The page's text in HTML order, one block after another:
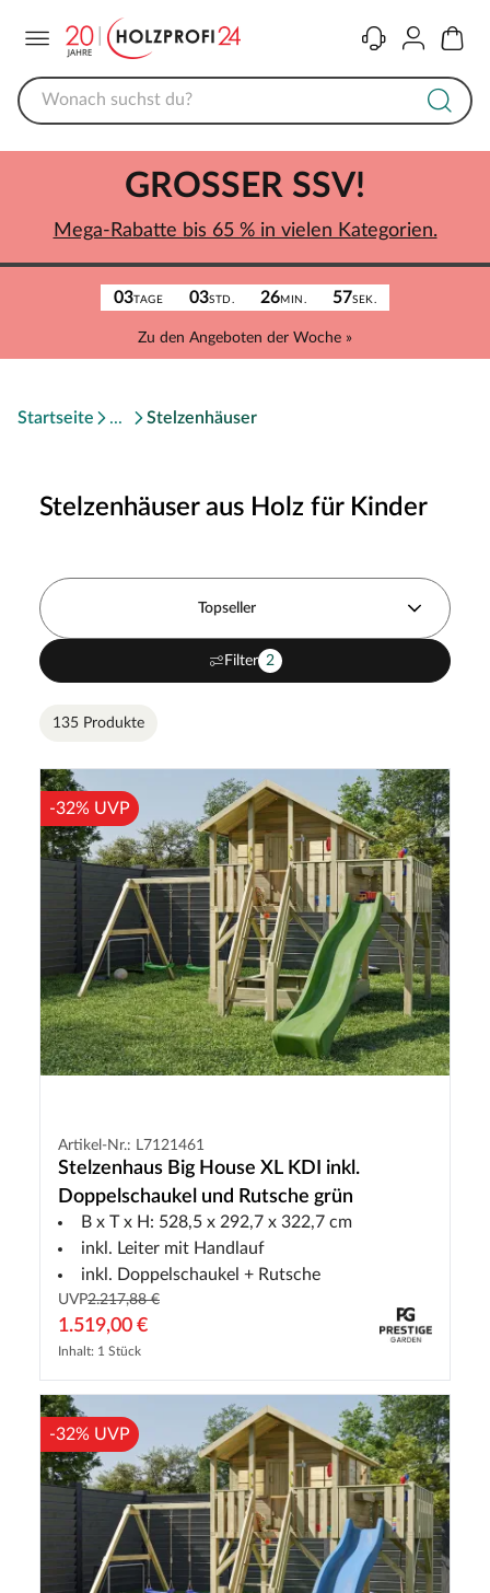
KontaktKonto
03TAGE 03STD. 26MIN. 57SEK.
Zu den Angeboten der Woche »
GROSSER SSV!
Mega-Rabatte bis 65 % in vielen Kategorien.
Startseite Stelzenhäuser
Stelzenhäuser aus Holz für Kinder
Topseller
Filter 2
135 Produkte
-32% UVP
Artikel-Nr.: L7121461
Stelzenhaus Big House XL KDI inkl.
Doppelschaukel und Rutsche grün
B x T x H: 528,5 x 292,7 x 322,7 cm
inkl. Leiter mit Handlauf
inkl. Doppelschaukel + Rutsche
UVP2.217,88 €
1.519,00 €
Inhalt: 1 Stück
-32% UVP